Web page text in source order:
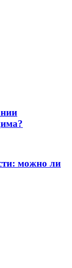
можно ли